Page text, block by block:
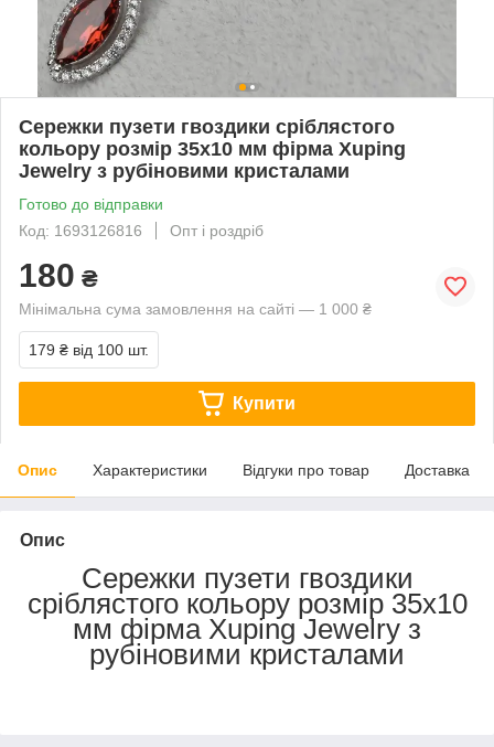
Сережки пузети гвоздики сріблястого
кольору розмір 35х10 мм фірма Xuping
Jewelry з рубіновими кристалами
Готово до відправки
Код: 1693126816
Опт і роздріб
180 ₴
Мінімальна сума замовлення на сайті — 1 000 ₴
179 ₴ від 100 шт.
Купити
Опис Характеристики Відгуки про товар Доставка
Опис
Сережки пузети гвоздики
сріблястого кольору розмір 35х10
мм фірма Xuping Jewelry з
рубіновими кристалами